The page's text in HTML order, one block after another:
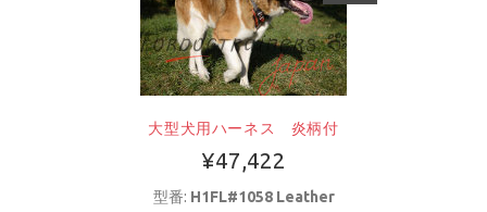
大型犬用ハーネス 炎柄付
¥47,422
型番: H1FL#1058 Leather